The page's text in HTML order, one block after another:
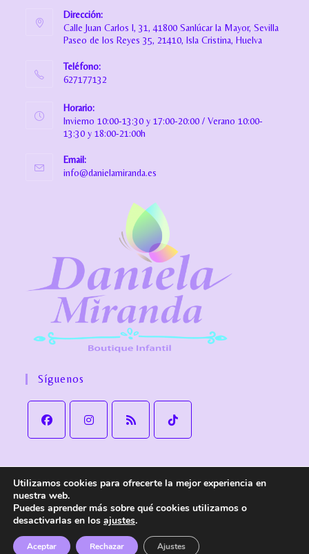
Dirección:
Calle Juan Carlos I, 31, 41800 Sanlúcar la Mayor, Sevilla
Paseo de los Reyes 35, 21410, Isla Cristina, Huelva
Teléfono:
627177132
Horario:
Invierno 10:00-13:30 y 17:00-20:00 / Verano 10:00-
13:30 y 18:00-21:00h
Email:
info@danielamiranda.es
Síguenos
Aviso Legal Política de Privacidad
Política de cookies
Política de Envío y devoluciones
Accesibilidad
reservados.
Utilizamos cookies para ofrecerte la mejor experiencia en
nuestra web.
Puedes aprender más sobre qué cookies utilizamos o
desactivarlas en los ajustes.
Aceptar Rechazar Ajustes